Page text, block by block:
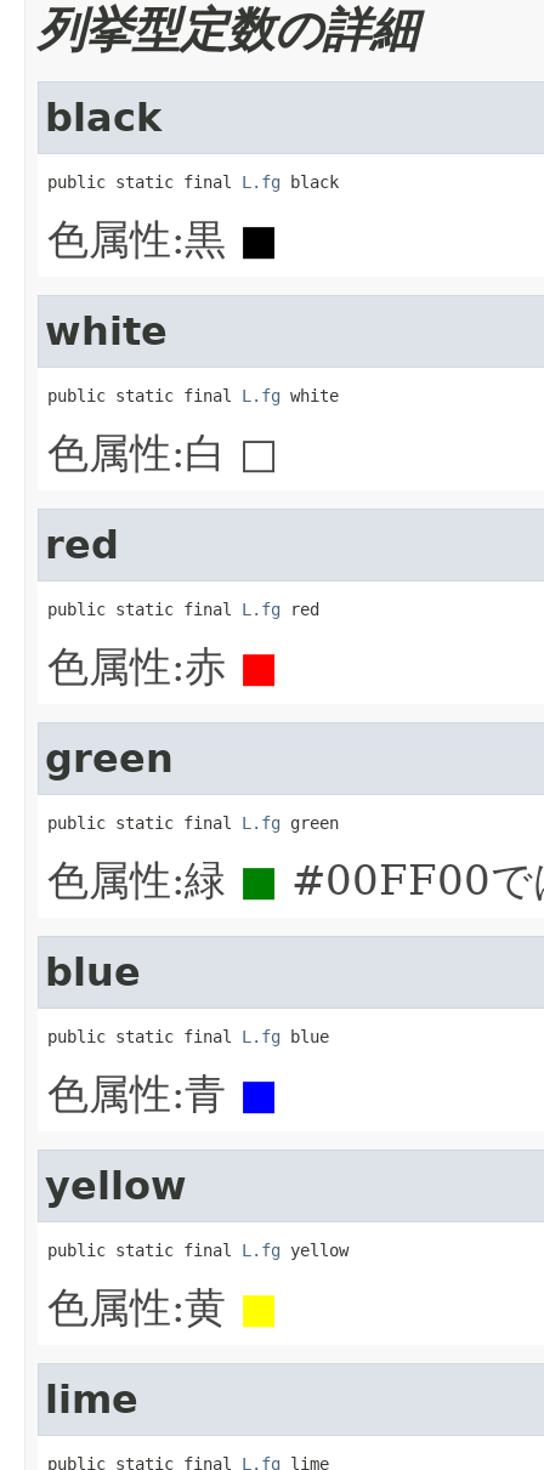
列挙型定数の詳細
black
public static final L.fg black
色属性:黒 ■
white
public static final L.fg white
色属性:白 □
red
public static final L.fg red
色属性:赤 ■
green
public static final L.fg green
色属性:緑 ■ #00FF00で
blue
public static final L.fg blue
色属性:青 ■
yellow
public static final L.fg yellow
色属性:黄 ■
lime
public static final L.fg lime